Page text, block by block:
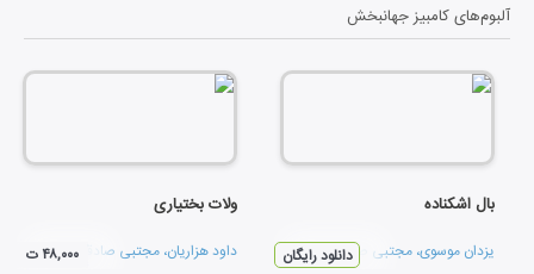
آلبوم‌هایکامبیز جهانبخش
بال اشکناده
یزدان موسوی، مجتبی صادقیوکامبیز جهانبخشدانلود رایگان
ولات بختیاری
داود هزاریان، مجتبی صادقیوکامبیز۴۸,۰۰۰ ت